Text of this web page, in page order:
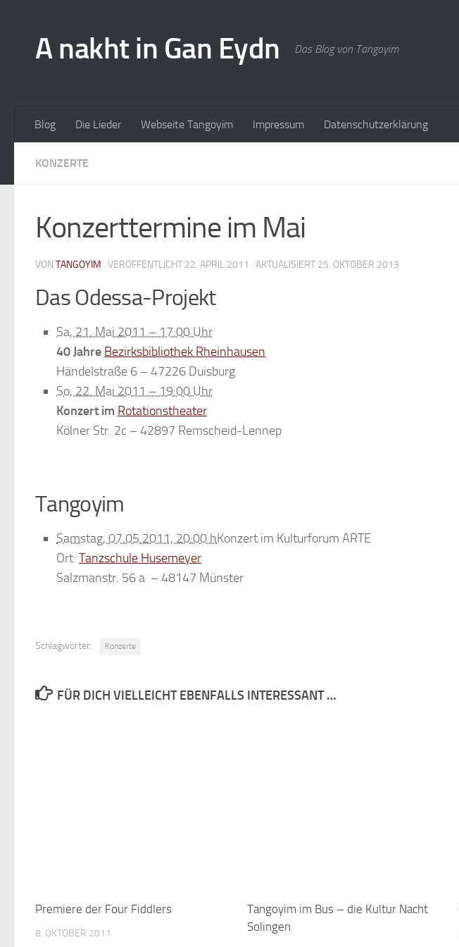
A nakht in Gan Eydn Das Blog von Tangoyim
Blog Die Lieder Webseite Tangoyim Impressum Datenschutzerklärung
KONZERTE
Konzerttermine im Mai
VON TANGOYIM · VERÖFFENTLICHT 22. APRIL 2011 · AKTUALISIERT 25. OKTOBER 2013
Das Odessa-Projekt
Sa, 21. Mai 2011 – 17:00 Uhr
40 Jahre Bezirksbibliothek Rheinhausen
Händelstraße 6 – 47226 Duisburg
So, 22. Mai 2011 – 19:00 Uhr
Konzert im Rotationstheater
Kölner Str. 2c – 42897 Remscheid-Lennep
Tangoyim
Samstag, 07.05.2011, 20:00 hKonzert im Kulturforum ARTE
Ort: Tanzschule Husemeyer
Salzmanstr. 56 a – 48147 Münster
Schlagwörter: Konzerte
FÜR DICH VIELLEICHT EBENFALLS INTERESSANT …
Premiere der Four Fiddlers
8. OKTOBER 2011
Tangoyim im Bus – die Kultur Nacht
Solingen